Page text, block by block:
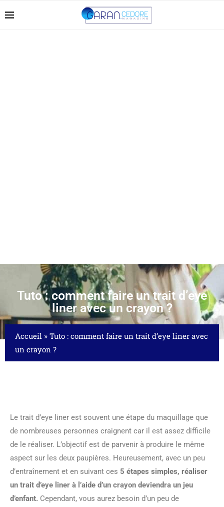
Tuto : comment faire un trait d’eye
liner avec un crayon ?
Accueil » Tuto : comment faire un trait d’eye liner avec
un crayon ?
Le trait d’eye liner est souvent une étape du maquillage que
de nombreuses personnes craignent car il est assez difficile
de le réaliser. L’objectif est de parvenir à produire le même
aspect sur les deux paupières. Heureusement, avec un peu
d’entraînement et en suivant ces 5 étapes simples, réaliser
un trait d’eye liner à l’aide d’un crayon deviendra un jeu
d’enfant. Cependant, vous aurez besoin d’un peu de